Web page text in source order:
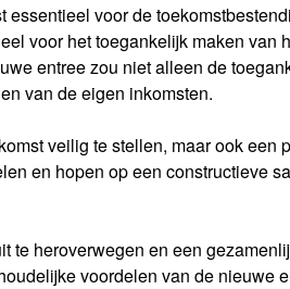
voor de
voor het toegankelijk maken
entree zou niet alleen de
van de eigen inkomsten.
veilig te stellen, maar ook
en hopen op een constructieve
heroverwegen en een
voordelen van de nieuwe